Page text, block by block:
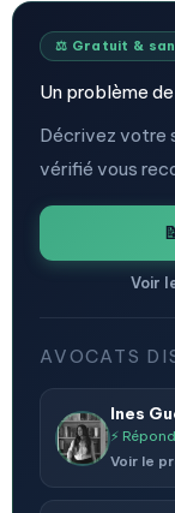
⚖️ Gratuit &
Un problème de
Décrivez votre
vérifié vous
Voir
AVOCATS
Ines
⚡
Voir le